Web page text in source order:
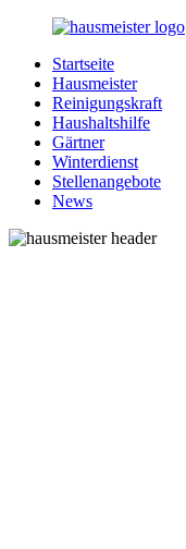
Zurück
Inhalt
Hausmeister.de
Alles
rund
Ihren
Haushalt
Startseite
Hausmeister
Reinigungskraft
Haushaltshilfe
Gärtner
Winterdienst
Stellenangebote
News